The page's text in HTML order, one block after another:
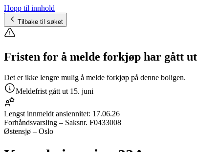
Hopp til innhold
Tilbake til søket
Fristen for å melde forkjøp har gått ut
Det er ikke lengre mulig å melde forkjøp på denne boligen.
Meldefrist gått ut 15. juni
Lengst innmeldt ansiennitet: 17.06.26
Forhåndsvarsling – Saksnr. F0433008
Østensjø – Oslo